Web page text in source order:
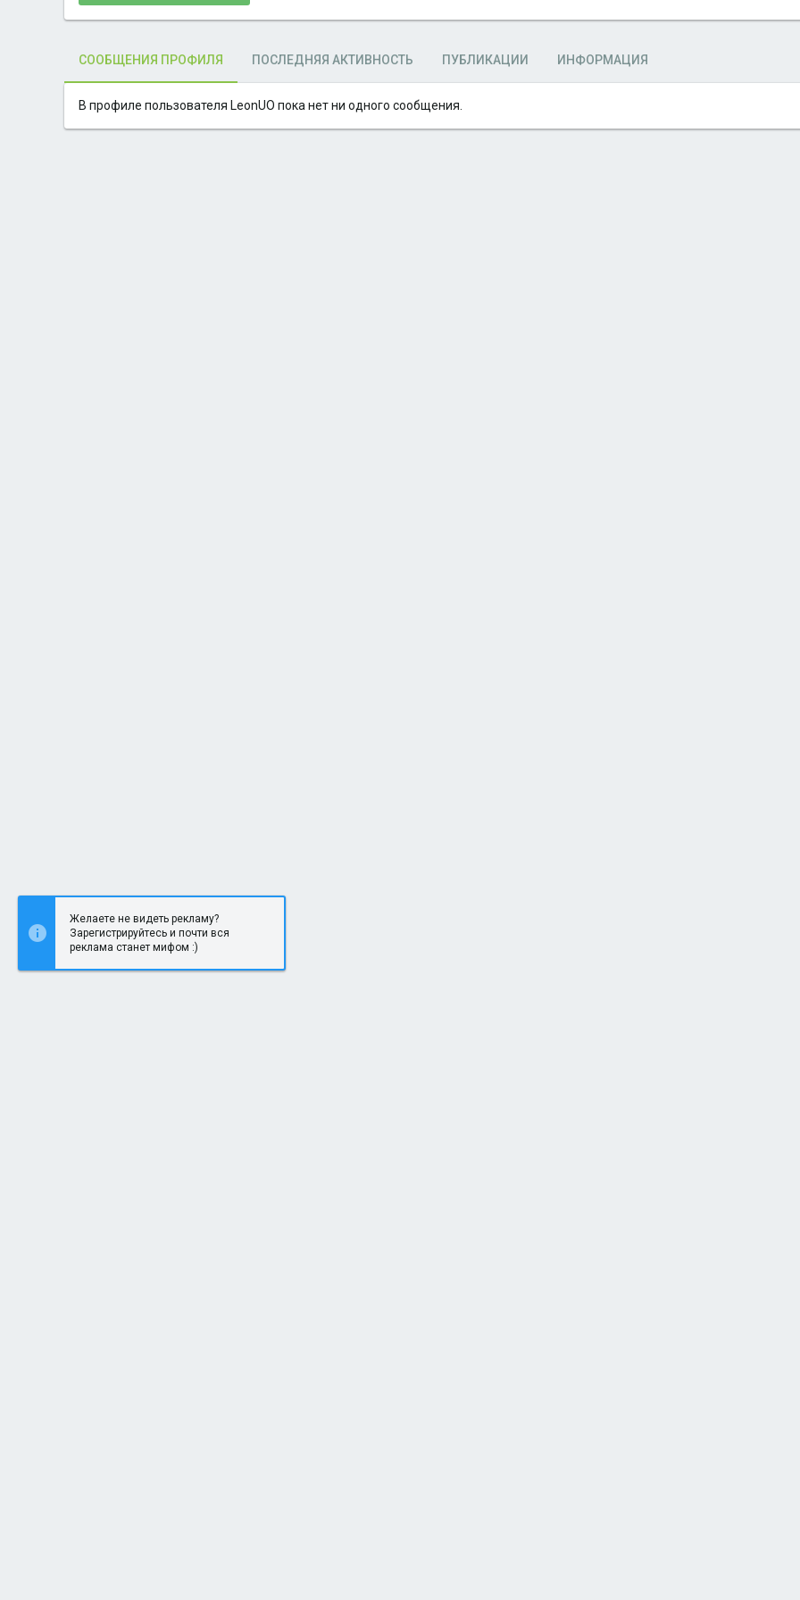
СООБЩЕНИЯ ПРОФИЛЯ ПОСЛЕДНЯЯ АКТИВНОСТЬ ПУБЛИКАЦИИ ИНФОРМАЦИЯ
В профиле пользователя LeonUO пока нет ни одного сообщения.
Желаете не видеть рекламу?
Зарегистрируйтесь и почти вся
реклама станет мифом :)